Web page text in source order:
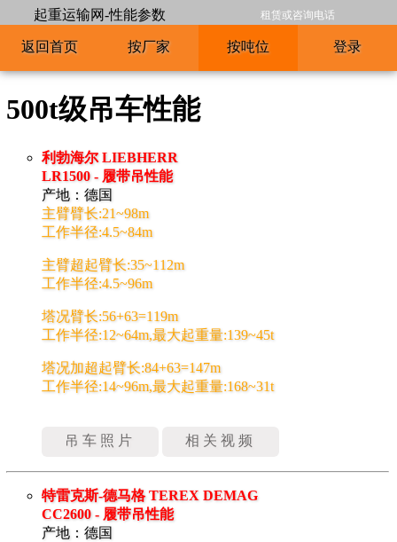
起重运输网-性能参数 租赁或咨询电话
返回首页 按厂家 按吨位 登录
500t级吊车性能
利勃海尔 LIEBHERR
LR1500 - 履带吊性能
产地：德国
主臂臂长:21~98m
工作半径:4.5~84m
主臂超起臂长:35~112m
工作半径:4.5~96m
塔况臂长:56+63=119m
工作半径:12~64m,最大起重量:139~45t
塔况加超起臂长:84+63=147m
工作半径:14~96m,最大起重量:168~31t
吊车照片 相关视频
特雷克斯-德马格 TEREX DEMAG
CC2600 - 履带吊性能
产地：德国